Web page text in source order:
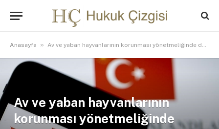
Anasayfa » Av ve yaban hayvanlarının korunması yönetmeliğinde değişikliğe gidildi
Av ve yaban hayvanlarının
korunması yönetmeliğinde